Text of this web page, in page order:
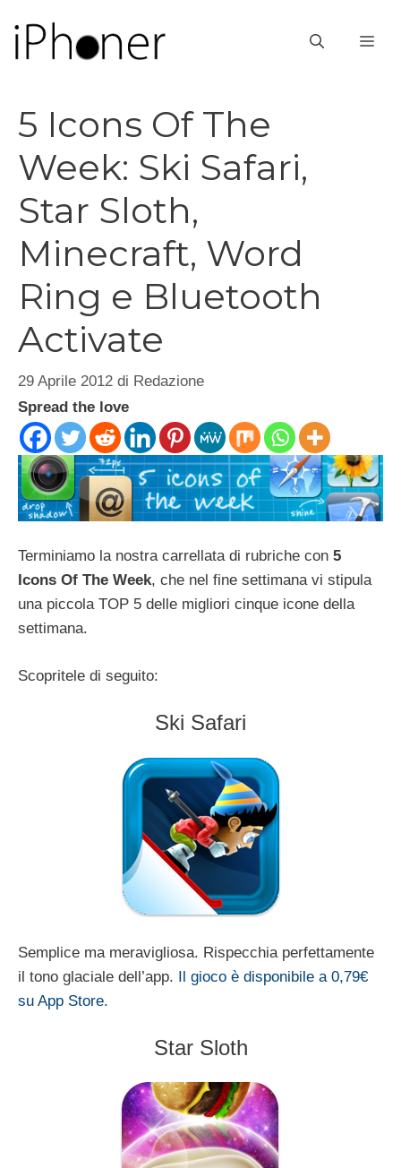
contenuto
5 Icons Of The
Week: Ski Safari,
Star Sloth,
Minecraft, Word
Ring e Bluetooth
Activate
29 Aprile 2012 di Redazione
Spread the love
Terminiamo la nostra carrellata di rubriche con 5
Icons Of The Week, che nel fine settimana vi stipula
una piccola TOP 5 delle migliori cinque icone della
settimana.
Scopritele di seguito:
Ski Safari
Semplice ma meravigliosa. Rispecchia perfettamente
il tono glaciale dell’app. Il gioco è disponibile a 0,79€
su App Store.
Star Sloth